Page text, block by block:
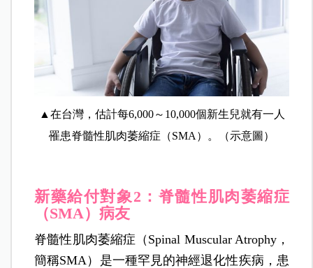
▲在台灣，估計每6,000～10,000個新生兒就有一人
罹患脊髓性肌肉萎縮症（SMA）。（示意圖）
新藥給付對象2：脊髓性肌肉萎縮症
（SMA）病友
脊髓性肌肉萎縮症（Spinal Muscular Atrophy，
簡稱SMA）是一種罕見的神經退化性疾病，患